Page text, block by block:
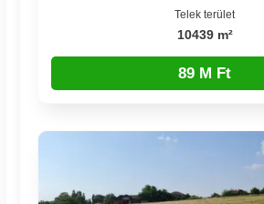
Telek terület
10439 m²
89 M Ft